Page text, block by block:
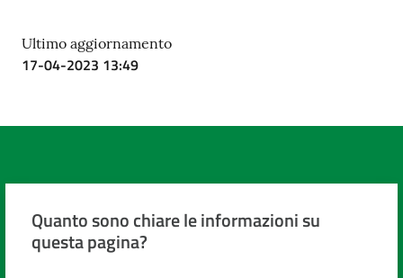
Ultimo aggiornamento
17-04-2023 13:49
Quanto sono chiare le informazioni su
questa pagina?